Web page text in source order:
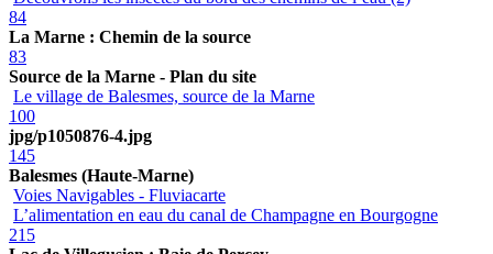
84
La Marne : Chemin de la source
83
Source de la Marne - Plan du site
Le village de Balesmes, source de la Marne
100
jpg/p1050876-4.jpg
145
Balesmes (Haute-Marne)
Voies Navigables - Fluviacarte
L’alimentation en eau du canal de Champagne en Bourgogne
215